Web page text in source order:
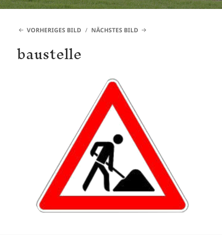
VORHERIGES BILD NÄCHSTES BILD
baustelle